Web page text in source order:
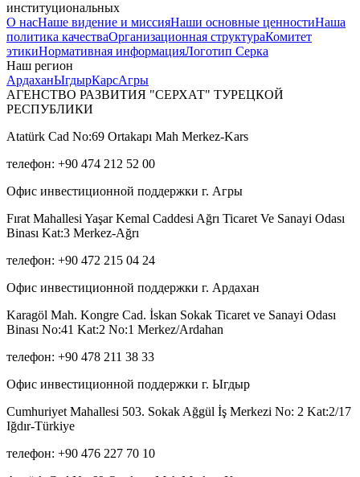
институциональных
О насНаше видение и миссияНаши основные ценностиНаша
политика качестваОрганизационная структураКомитет
этикиНормативная информацияЛоготип Серка
Наш регион
АрдаханЫгдырКарсАгры
АГЕНСТВО РАЗВИТИЯ "СЕРХАТ" ТУРЕЦКОЙ
РЕСПУБЛИКИ
Atatürk Cad No:69 Ortakapı Mah Merkez-Kars
телефон: +90 474 212 52 00
Офис инвестиционной поддержки г. Агры
Fırat Mahallesi Yaşar Kemal Caddesi Ağrı Ticaret Ve Sanayi Odası
Binası Kat:3 Merkez-Ağrı
телефон: +90 472 215 04 24
Офис инвестиционной поддержки г. Ардахан
Karagöl Mah. Kongre Cad. İskan Sokak Ticaret ve Sanayi Odası
Binası No:41 Kat:2 No:1 Merkez/Ardahan
телефон: +90 478 211 38 33
Офис инвестиционной поддержки г. Ыгдыр
Cumhuriyet Mahallesi 503. Sokak Ağgül İş Merkezi No: 2 Kat:2/17
Iğdır-Türkiye
телефон: +90 476 227 70 10